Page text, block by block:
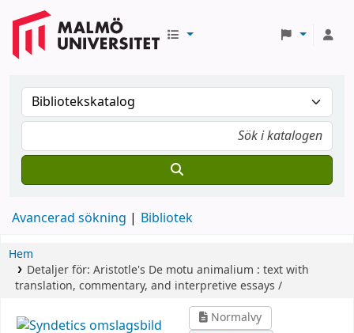
Avancerad sökning Bibliotek
Hem
Detaljer för: Aristotle's De motu animalium : text with
translation, commentary, and interpretive essays /
Normalvy